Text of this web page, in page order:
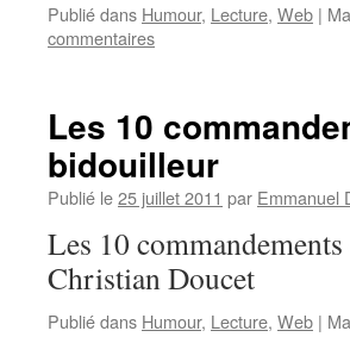
Publié dans Humour, Lecture, Web |
commentaires
Les 10
bidouilleur
Publié le25 juillet 2011 par Emmanuel
Les 10
Christian Doucet
Publié dans Humour, Lecture, Web |